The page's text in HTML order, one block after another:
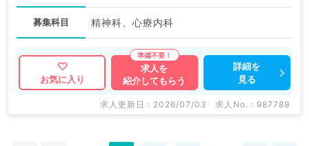
募集科目 精神科、心療内科
お気に入り
求人を
紹介してもらう
詳細を
見る
求人更新日 : 2026/07/03 求人No. : 987789